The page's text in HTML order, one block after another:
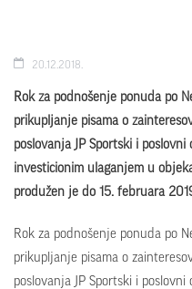
20.12.2018.
Rok za podnošenje ponuda po
prikuplјanje pisama o
poslovanja JP Sportski i poslovni
investicionim ulaganjem u
produžen je do 15. februara
Rok za podnošenje ponuda po
prikuplјanje pisama o
poslovanja JP Sportski i poslovni